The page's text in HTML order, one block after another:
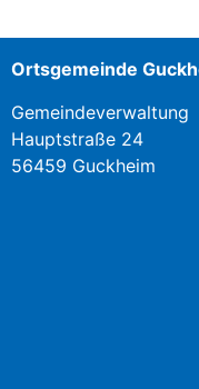
Ortsgemeinde
Gemeindeverwaltung
Hauptstraße 24
56459 Guckheim